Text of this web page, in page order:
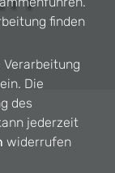
finden
Verarbeitung
Die
des
jederzeit
widerrufen